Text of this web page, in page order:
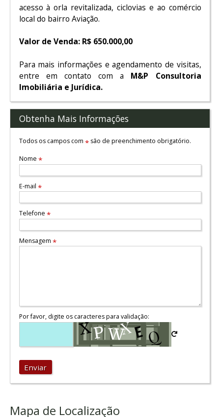
acesso à orla revitalizada, ciclovias e ao comércio
local do bairro Aviação.
Valor de Venda: R$ 650.000,00
Para mais informações e agendamento de visitas,
entre em contato com a M&P Consultoria
Imobiliária e Jurídica.
Obtenha Mais Informações
Todos os campos com *são de preenchimento obrigatório.
Nome *
E-mail *
Telefone *
Mensagem *
Por favor, digite os caracteres para validação:
Enviar
Mapa de Localização